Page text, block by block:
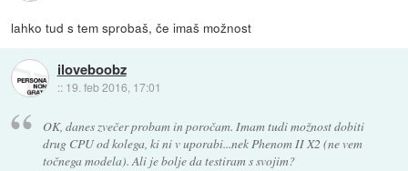
lahko tud s tem sprobaš, če imaš možnost
iloveboobz
:: 19. feb 2016, 17:01
OK, danes zvečer probam in poročam. Imam tudi možnost dobiti
drug CPU od kolega, ki ni v uporabi...nek Phenom II X2 (ne vem
točnega modela). Ali je bolje da testiram s svojim?